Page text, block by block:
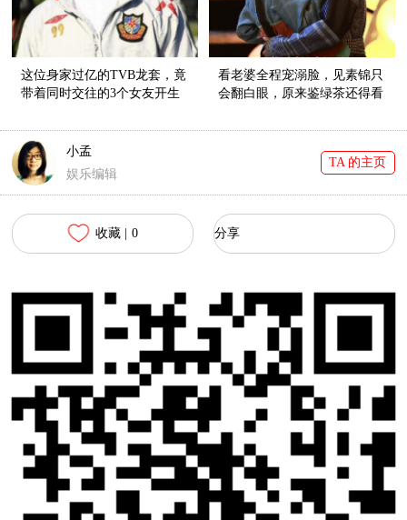
这位身家过亿的TVB龙套，竟
带着同时交往的3个女友开生
看老婆全程宠溺脸，见素锦只
会翻白眼，原来鉴绿茶还得看
小孟
娱乐编辑
TA 的主页
收藏 | 0 分享